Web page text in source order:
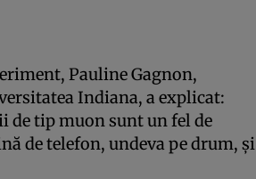
Pauline Gagnon,
Indiana, a explicat:
de tip muon sunt un fel de
de telefon, undeva pe drum, şi